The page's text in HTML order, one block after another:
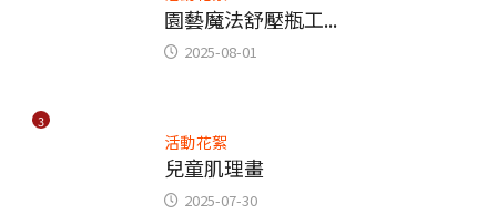
園藝魔法舒壓瓶工...
2025-08-01
3
活動花絮
兒童肌理畫
2025-07-30